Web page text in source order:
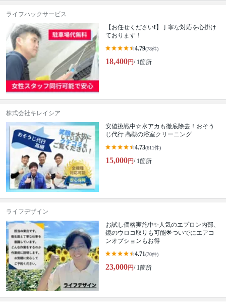
ライフハックサービス
【お任せください❗️】丁寧な対応を心掛け
ております！
4.79(78件)
18,400円/ 1箇所
株式会社キレイシア
安値挑戦中☆水アカも徹底除去！おそう
じ代行 高槻の浴室クリーニング
4.73(611件)
15,000円/ 1箇所
ライフデザイン
お試し価格実施中✨人気のエプロン内部、
鏡のウロコ取りも可能🌟ついでにエアコ
ンオプションもお得
4.71(70件)
23,000円/ 1箇所